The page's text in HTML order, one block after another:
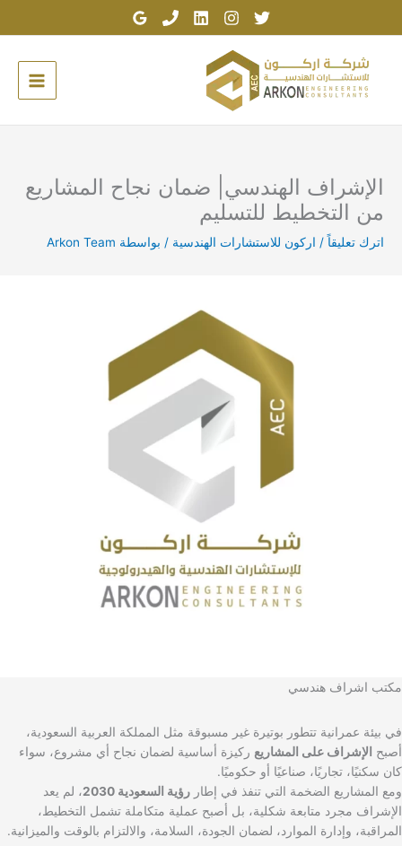
الإشراف الهندسي| ضمان نجاح المشاريع
من التخطيط للتسليم
اترك تعليقاً / اركون للاستشارات الهندسية / بواسطة Arkon Team
مكتب اشراف هندسي
في بيئة عمرانية تتطور بوتيرة غير مسبوقة مثل المملكة العربية السعودية،
أصبح
الإشراف على المشاريع ركيزة أساسية لضمان نجاح أي مشروع، سواء
كان سكنيًا، تجاريًا، صناعيًا أو حكوميًا.
ومع المشاريع الضخمة التي تنفذ في إطار رؤية السعودية 2030
، لم يعد
الإشراف مجرد متابعة شكلية، بل أصبح عملية متكاملة تشمل التخطيط،
المراقبة، وإدارة الموارد، لضمان الجودة، السلامة، والالتزام بالوقت والميزانية.